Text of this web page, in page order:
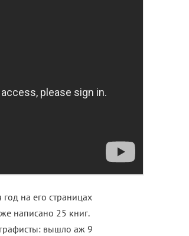
на его страницах
написано 25 книг.
вышло аж 9